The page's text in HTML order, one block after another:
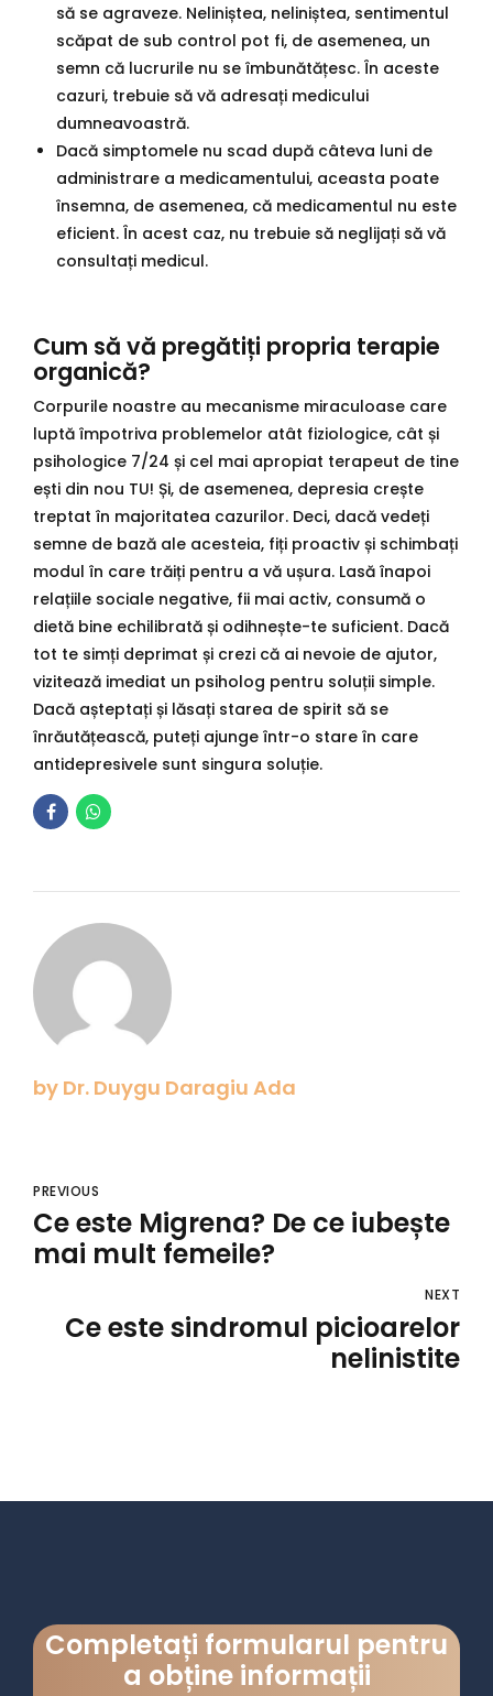
să se agraveze. Neliniștea, neliniștea, sentimentul
scăpat de sub control pot fi, de asemenea, un
semn că lucrurile nu se îmbunătățesc. În aceste
cazuri, trebuie să vă adresați medicului
dumneavoastră.
Dacă simptomele nu scad după câteva luni de
administrare a medicamentului, aceasta poate
însemna, de asemenea, că medicamentul nu este
eficient. În acest caz, nu trebuie să neglijați să vă
consultați medicul.
Cum să vă pregătiți propria terapie
organică?
Corpurile noastre au mecanisme miraculoase care
luptă împotriva problemelor atât fiziologice, cât și
psihologice 7/24 și cel mai apropiat terapeut de tine
ești din nou TU! Și, de asemenea, depresia crește
treptat în majoritatea cazurilor. Deci, dacă vedeți
semne de bază ale acesteia, fiți proactiv și schimbați
modul în care trăiți pentru a vă ușura. Lasă înapoi
relațiile sociale negative, fii mai activ, consumă o
dietă bine echilibrată și odihnește-te suficient. Dacă
tot te simți deprimat și crezi că ai nevoie de ajutor,
vizitează imediat un psiholog pentru soluții simple.
Dacă așteptați și lăsați starea de spirit să se
înrăutățească, puteți ajunge într-o stare în care
antidepresivele sunt singura soluție.
by Dr. Duygu Daragiu Ada
PREVIOUS
Ce este Migrena? De ce iubește
mai mult femeile?
NEXT
Ce este sindromul picioarelor
nelinistite
Completați formularul pentru
a obține informații